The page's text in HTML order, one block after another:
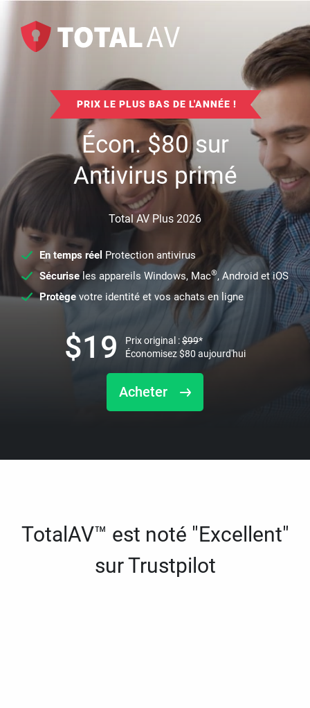
PRIX LE PLUS BAS DE L'ANNÉE !
Écon.$80sur
Antivirus primé
Total AV Plus 2026
En temps réel Protection antivirus
Sécuriseles appareils Windows, Mac®, Android et iOS
Protège votre identité et vos achats en ligne
Acheter
$19 Prix original :$99*
Économisez$80 aujourd'hui
TotalAV™ est noté "Excellent"
sur Trustpilot